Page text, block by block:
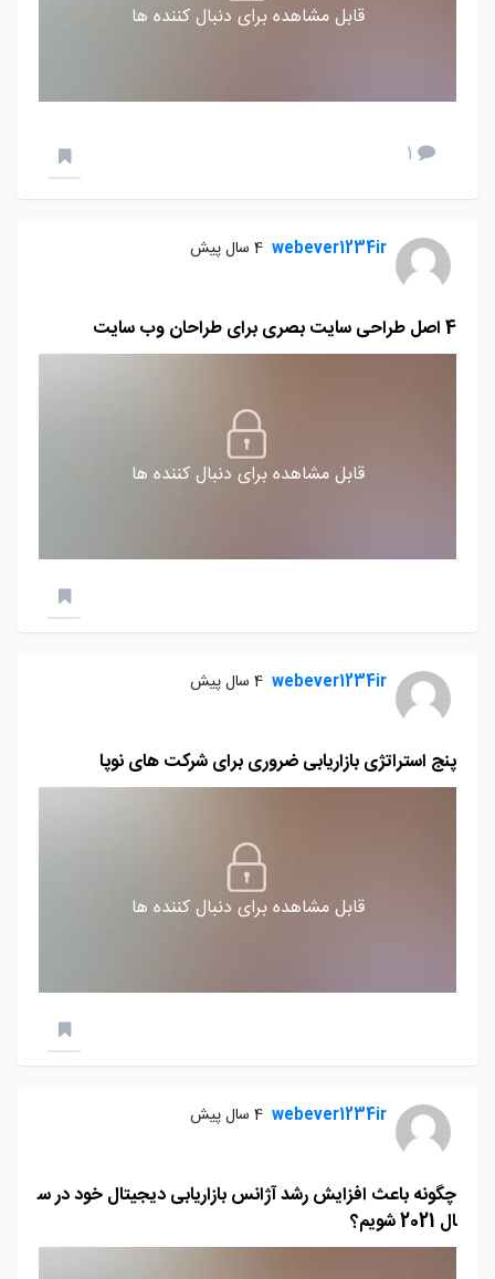
قابل مشاهده برای دنبال کننده ها
1
webever1234ir 4 سال پیش
4 اصل طراحی سایت بصری برای طراحان وب سایت
قابل مشاهده برای دنبال کننده ها
webever1234ir 4 سال پیش
پنج استراتژی بازاریابی ضروری برای شرکت های نوپا
قابل مشاهده برای دنبال کننده ها
webever1234ir 4 سال پیش
چگونه باعث افزایش رشد آژانس بازاریابی دیجیتال خود در س
ال 2021 شویم؟